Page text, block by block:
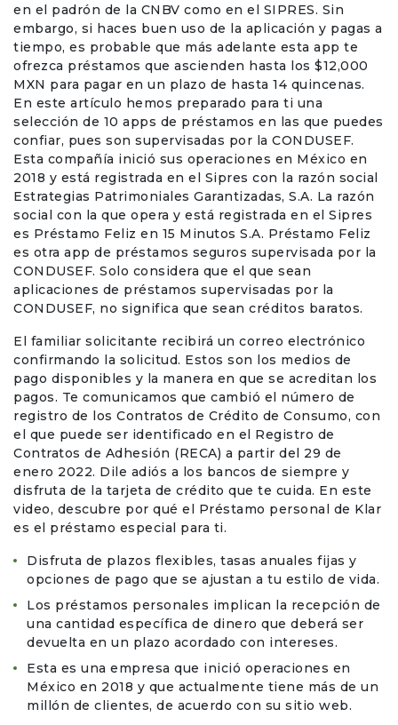
en el padrón de la CNBV como en el SIPRES. Sin
embargo, si haces buen uso de la aplicación y pagas a
tiempo, es probable que más adelante esta app te
ofrezca préstamos que ascienden hasta los $12,000
MXN para pagar en un plazo de hasta 14 quincenas.
En este artículo hemos preparado para ti una
selección de 10 apps de préstamos en las que puedes
confiar, pues son supervisadas por la CONDUSEF.
Esta compañía inició sus operaciones en México en
2018 y está registrada en el Sipres con la razón social
Estrategias Patrimoniales Garantizadas, S.A. La razón
social con la que opera y está registrada en el Sipres
es Préstamo Feliz en 15 Minutos S.A. Préstamo Feliz
es otra app de préstamos seguros supervisada por la
CONDUSEF. Solo considera que el que sean
aplicaciones de préstamos supervisadas por la
CONDUSEF, no significa que sean créditos baratos.
El familiar solicitante recibirá un correo electrónico
confirmando la solicitud. Estos son los medios de
pago disponibles y la manera en que se acreditan los
pagos. Te comunicamos que cambió el número de
registro de los Contratos de Crédito de Consumo, con
el que puede ser identificado en el Registro de
Contratos de Adhesión (RECA) a partir del 29 de
enero 2022. Dile adiós a los bancos de siempre y
disfruta de la tarjeta de crédito que te cuida. En este
video, descubre por qué el Préstamo personal de Klar
es el préstamo especial para ti.
Disfruta de plazos flexibles, tasas anuales fijas y
opciones de pago que se ajustan a tu estilo de vida.
Los préstamos personales implican la recepción de
una cantidad específica de dinero que deberá ser
devuelta en un plazo acordado con intereses.
Esta es una empresa que inició operaciones en
México en 2018 y que actualmente tiene más de un
millón de clientes, de acuerdo con su sitio web.